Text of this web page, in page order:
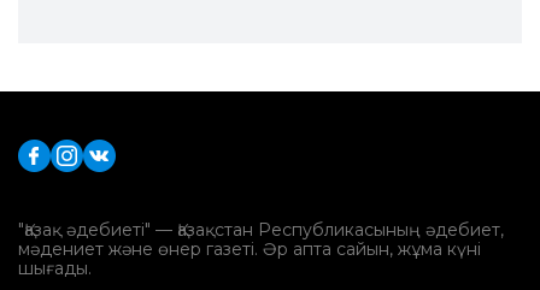
"Қазақ әдебиеті" — Қазақстан Республикасының әдебиет,
мәдениет және өнер газеті. Әр апта сайын, жұма күні
шығады.